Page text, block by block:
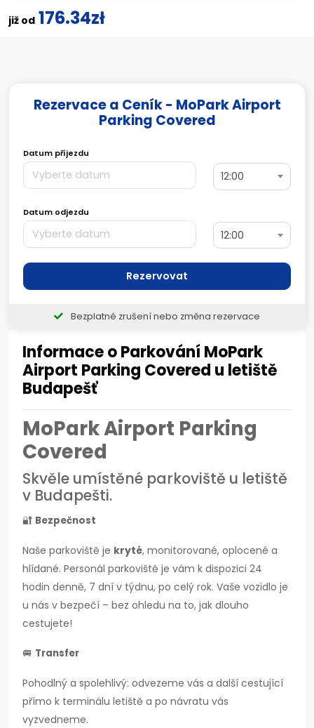
již od 176.34zł
Informace o Parkování MoPark
Airport Parking Covered u letiště
Budapešť
MoPark Airport Parking
Covered
Skvěle umístěné parkoviště u letiště
v Budapešti.
🔐 Bezpečnost
Naše parkoviště je kryté, monitorované, oplocené a
hlídané. Personál parkoviště je vám k dispozici 24
hodin denně, 7 dní v týdnu, po celý rok. Vaše vozidlo je
u nás v bezpečí – bez ohledu na to, jak dlouho
cestujete!
🚐 Transfer
Pohodlný a spolehlivý: odvezeme vás a další cestující
přímo k terminálu letiště a po návratu vás
vyzvedneme.
Rezervace a Ceník - MoPark Airport
Parking Covered
Datum příjezdu
12:00
Datum odjezdu
12:00
Rezervovat
Bezplatné zrušení nebo změna rezervace